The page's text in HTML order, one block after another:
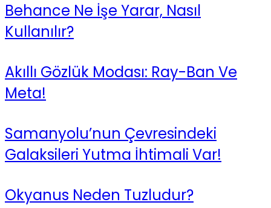
Behance Ne İşe Yarar, Nasıl
Kullanılır?
Akıllı Gözlük Modası: Ray-Ban Ve
Meta!
Samanyolu’nun Çevresindeki
Galaksileri Yutma İhtimali Var!
Okyanus Neden Tuzludur?